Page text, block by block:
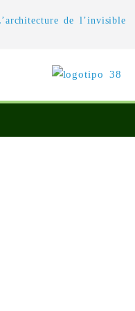
de l’invisible
Utopías de un viajero